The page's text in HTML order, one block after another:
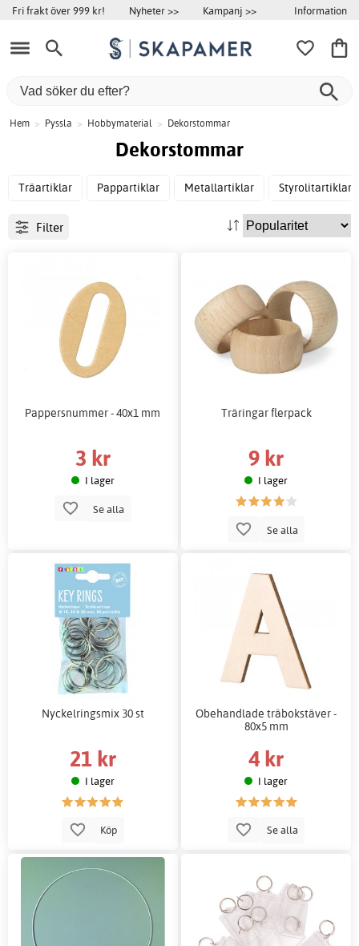
Fri frakt över 999 kr! Nyheter >> Kampanj >> Information
Hem > Pyssla > Hobbymaterial > Dekorstommar
Dekorstommar
Träartiklar Pappartiklar Metallartiklar Styrolitartiklar
Filter
Pappersnummer - 40x1 mm
3 kr
I lager
Se alla
Träringar flerpack
9 kr
I lager
Se alla
Nyckelringsmix 30 st
21 kr
I lager
Köp
Obehandlade träbokstäver -
80x5 mm
4 kr
I lager
Se alla